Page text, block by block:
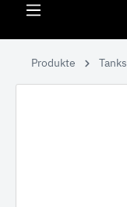
Produkte Tanks